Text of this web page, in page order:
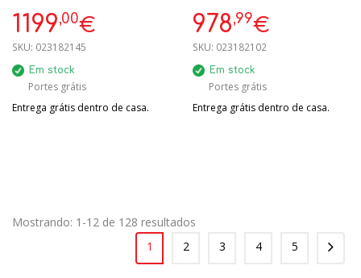
1199,00€
SKU: 023182145
Em stock
Portes grátis
Entrega grátis dentro de casa.
978,99€
SKU: 023182102
Em stock
Portes grátis
Entrega grátis dentro de casa.
Mostrando: 1-12 de 128 resultados
1
2 3 4 5